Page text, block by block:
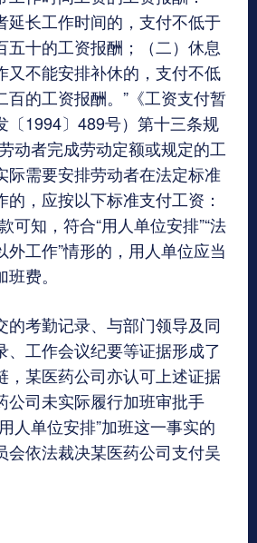
延长工作时间的，支付不低于
五十的工资报酬；（二）休息
又不能安排补休的，支付不低
百的工资报酬。”《工资支付暂
〔1994〕489号）第十三条规
动者完成劳动定额或规定的工
际需要安排劳动者在法定标准
，应按以下标准支付工资：
知，符合“用人单位安排”“法
外工作”情形的，用人单位应当
费。
的考勤记录、与部门领导及同
、工作会议纪要等证据形成了
，某医药公司亦认可上述证据
公司未实际履行加班审批手
人单位安排”加班这一事实的
会依法裁决某医药公司支付吴